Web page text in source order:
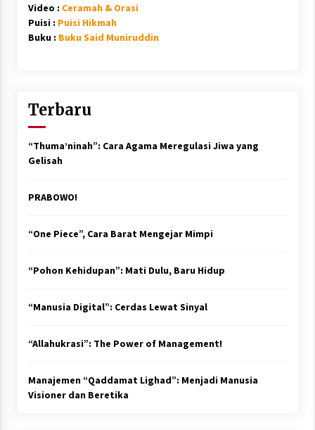
Video : Ceramah & Orasi
Puisi : Puisi Hikmah
Buku : Buku Said Muniruddin
Terbaru
“Thuma’ninah”: Cara Agama Meregulasi Jiwa yang
Gelisah
PRABOWO!
“One Piece”, Cara Barat Mengejar Mimpi
“Pohon Kehidupan”: Mati Dulu, Baru Hidup
“Manusia Digital”: Cerdas Lewat Sinyal
“Allahukrasi”: The Power of Management!
Manajemen “Qaddamat Lighad”: Menjadi Manusia
Visioner dan Beretika